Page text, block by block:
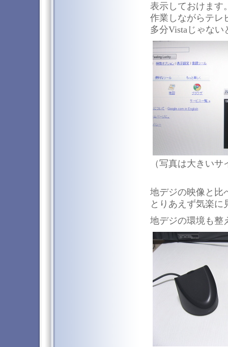
表示しておけます
作業しながらテレ
多分Vistaじゃな
（写真は大きい
地デジの映像と比
とりあえず気楽に
地デジの環境も整